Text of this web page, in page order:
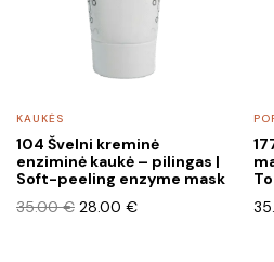
KAUKĖS
104 Švelni kreminė
enziminė kaukė – pilingas |
Soft-peeling enzyme mask
35.00€ Original
28.00 €Current